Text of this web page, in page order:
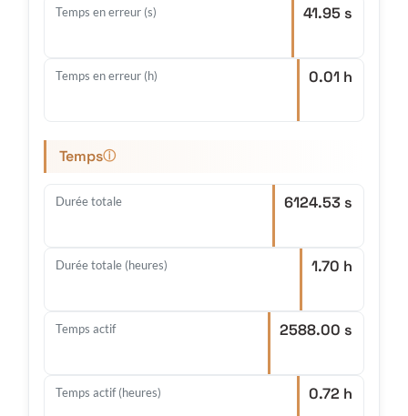
Temps en erreur (s) 41.95 s
Temps en erreur (h) 0.01 h
Tempsⓘ
Durée totale 6124.53 s
Durée totale (heures) 1.70 h
Temps actif 2588.00 s
Temps actif (heures) 0.72 h